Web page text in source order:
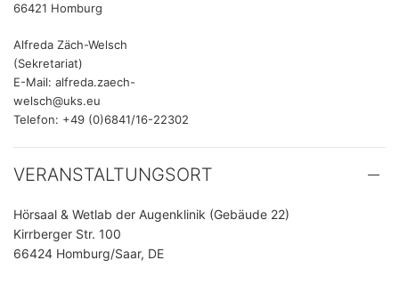
66421 Homburg
Alfreda Zäch-Welsch
(Sekretariat)
E-Mail: alfreda.zaech-
welsch@uks.eu
Telefon: +49 (0)6841/16-22302
VERANSTALTUNGSORT
Hörsaal & Wetlab der Augenklinik (Gebäude 22)
Kirrberger Str. 100
66424 Homburg/Saar, DE